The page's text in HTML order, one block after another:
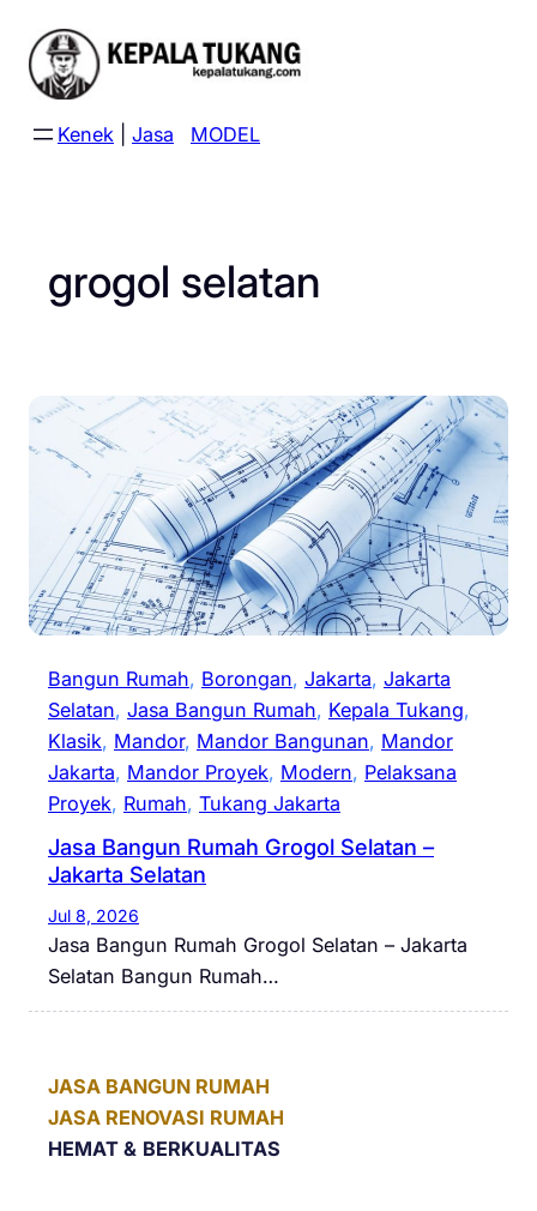
content
Kenek Jasa MODEL
grogol selatan
Bangun Rumah, Borongan, Jakarta, Jakarta
Selatan, Jasa Bangun Rumah, Kepala Tukang
Klasik, Mandor, Mandor Bangunan, Mandor
Jakarta, Mandor Proyek, Modern, Pelaksana
Proyek, Rumah, Tukang Jakarta
Jasa Bangun Rumah Grogol Selatan –
Jakarta Selatan
Jul 8, 2026
Jasa Bangun Rumah Grogol Selatan – Jakarta
Selatan Bangun Rumah…
JASA BANGUN RUMAH
JASA RENOVASI RUMAH
HEMAT & BERKUALITAS